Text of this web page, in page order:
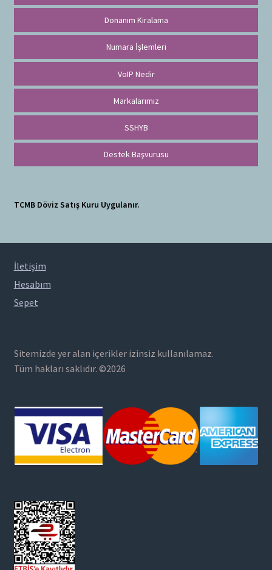
Donanım Kiralama
Numara İşlemleri
VoIP Nedir
Markalarımız
SSHYB
Destek Başvurusu
TCMB Döviz Satış Kuru Uygulanır.
İletişim
Hesabım
Sepet
Sitemizde yer alan içerikler izinsiz kullanılamaz.
Tüm hakları saklıdır. ©2026